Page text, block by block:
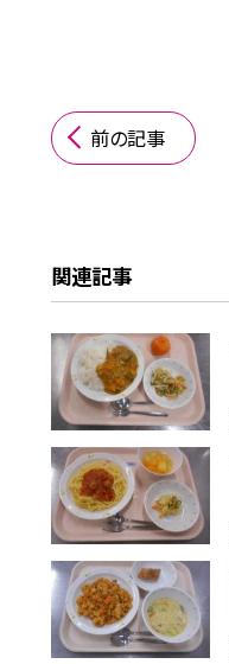
前の記事
関連記事